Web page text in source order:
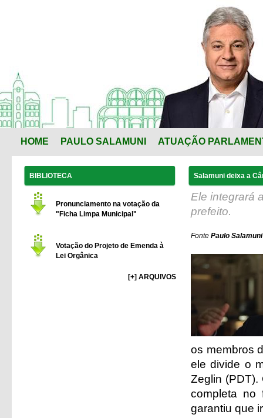
HOME PAULO SALAMUNI ATUAÇÃO
BIBLIOTECA
Pronunciamento na votação da
"Ficha Limpa Municipal"
Votação do Projeto de Emenda à
Lei Orgânica
[+] ARQUIVOS
Salamuni deixa a
Ele integrará
prefeito.
Fonte Paulo
os membros
ele divide o
Zeglin (PDT).
completa no
garantiu que